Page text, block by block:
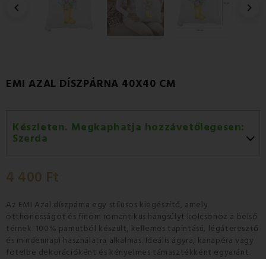
 
EMI AZAL DÍSZPÁRNA 40X40 CM
Készleten. Megkaphatja hozzávetőlegesen:
Szerda
Csütörtök 13.08
4 400 Ft
Az EMI Azal díszpárna egy stílusos kiegészítő, amely
otthonosságot és finom romantikus hangsúlyt kölcsönöz a belső
térnek. 100% pamutból készült, kellemes tapintású, légáteresztő
és mindennapi használatra alkalmas. Ideális ágyra, kanapéra vagy
fotelbe dekorációként és kényelmes támasztékként egyaránt.